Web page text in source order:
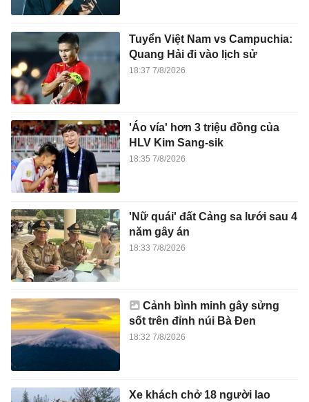
Tuyển Việt Nam vs Campuchia:
Quang Hải đi vào lịch sử
18:37 7/8/2026
'Áo vía' hơn 3 triệu đồng của
HLV Kim Sang-sik
18:35 7/8/2026
'Nữ quái' đất Cảng sa lưới sau 4
năm gây án
18:33 7/8/2026
Cảnh bình minh gây sửng
sốt trên đỉnh núi Bà Đen
18:32 7/8/2026
Xe khách chở 18 người lao